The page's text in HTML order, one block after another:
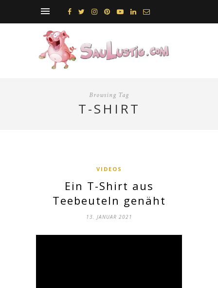
Browsing Tag
T-SHIRT
VIDEOS
Ein T-Shirt aus
Teebeuteln genäht
13. JANUAR 2021